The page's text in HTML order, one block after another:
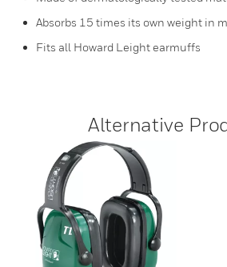
Absorbs 15 times its own weight in
Fits all Howard Leight earmuffs
Alternative